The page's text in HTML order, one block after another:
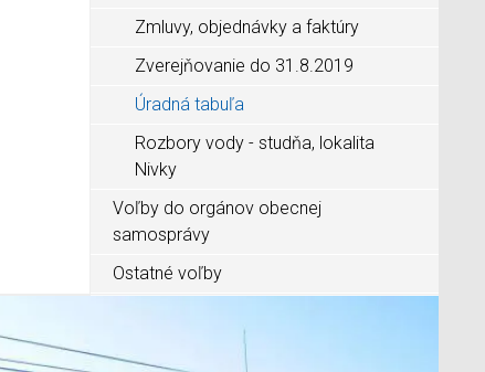
Zmluvy, objednávky a faktúry
Zverejňovanie do 31.8.2019
Úradná tabuľa
Rozbory vody - studňa, lokalita
Nivky
Voľby do orgánov obecnej
samosprávy
Ostatné voľby